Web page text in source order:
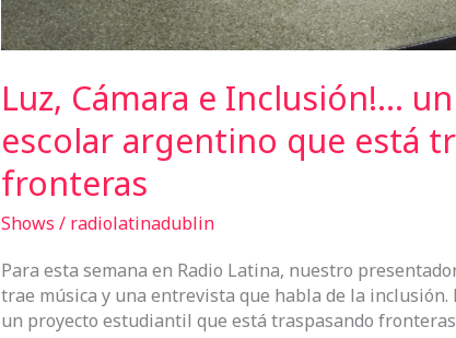
Luz, Cámara e Inclusión!…
escolar argentino que está
fronteras
Shows / radiolatinadublin
Para esta semana en Radio Latina, nuestro
trae música y una entrevista que habla de la inclusión.
un proyecto estudiantil que está traspasando